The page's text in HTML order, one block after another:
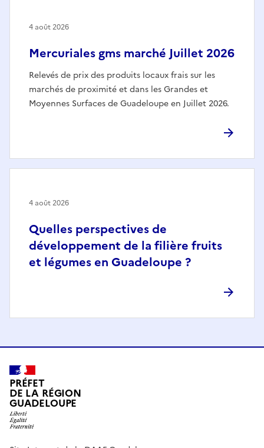
Mercuriales gms marché Juillet 2026
Relevés de prix des produits locaux frais sur les
marchés de proximité et dans les Grandes et
Moyennes Surfaces de Guadeloupe en Juillet 2026.
4 août 2026
Quelles perspectives de
développement de la filière fruits
et légumes en Guadeloupe ?
4 août 2026
PRÉFET
DE LA RÉGION
GUADELOUPE